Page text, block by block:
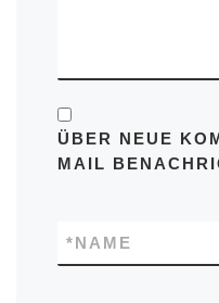
ÜBER NEUE
MAIL
NAME
*